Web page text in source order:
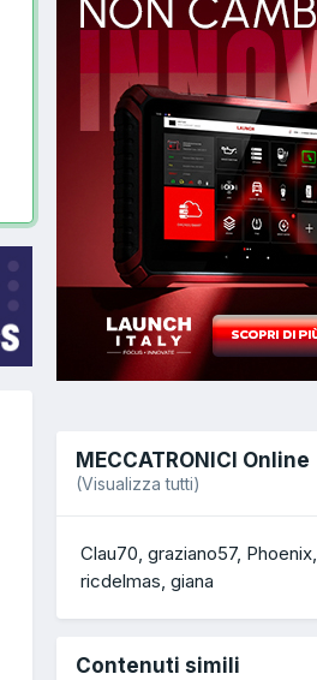
MECCATRONICI Online
(Visualizza tutti)
Clau70 graziano57 Phoenix
ricdelmas giana
Contenuti simili